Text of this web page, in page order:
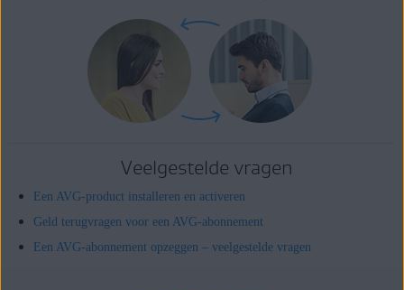
Veelgestelde vragen
Een AVG-product installeren en activeren
Geld terugvragen voor een AVG-abonnement
Een AVG-abonnement opzeggen – veelgestelde vragen